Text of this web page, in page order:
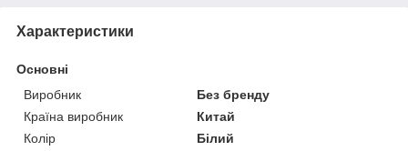
Характеристики
Основні
Виробник
Без бренду
Країна виробник
Китай
Колір
Білий